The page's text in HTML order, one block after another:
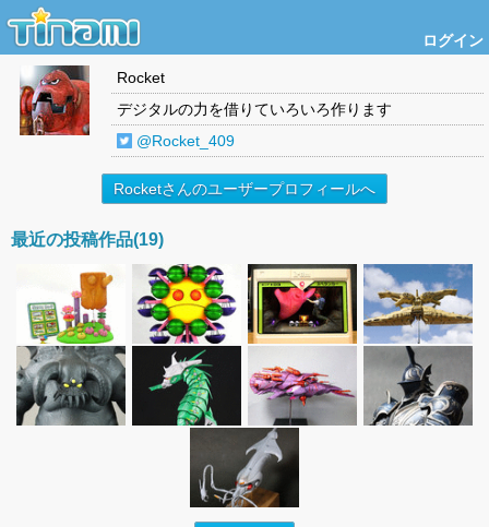
ログイン
Rocket
デジタルの力を借りていろいろ作ります
@Rocket_409
Rocketさんのユーザープロフィールへ
最近の投稿作品(19)